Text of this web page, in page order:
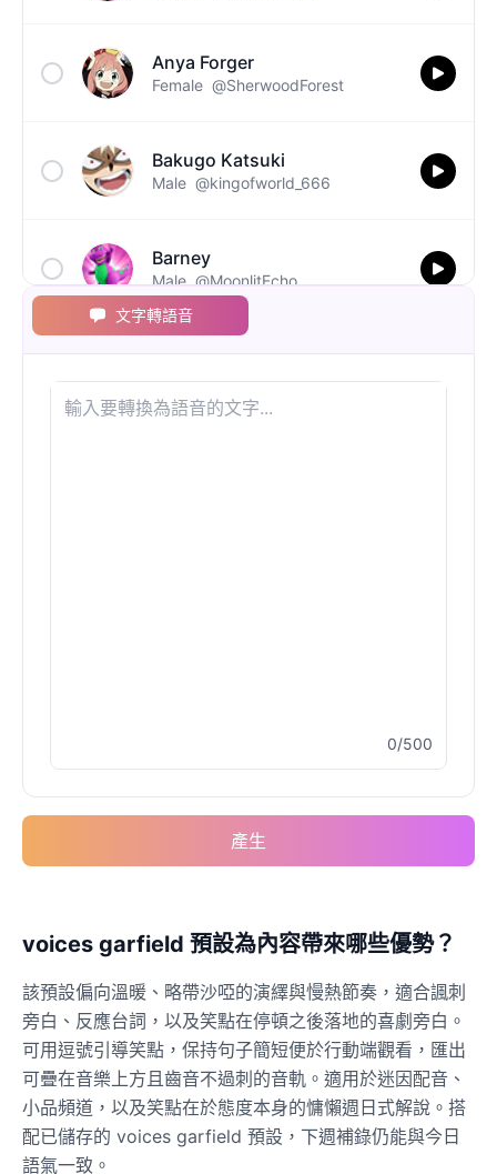
Anya Forger
Female @SherwoodForest
Bakugo Katsuki
Male @kingofworld_666
Barney
Male @MoonlitEcho
Bluey
Female @EchoVale
Male @SilentNova
Male @ByteFlow
Caine
Cyn
Female @CherryNova
Daddy Pig
文字轉語音
0/500
產生
voices garfield 預設為內容帶來哪些優勢？
該預設偏向溫暖、略帶沙啞的演繹與慢熱節奏，適合諷刺
旁白、反應台詞，以及笑點在停頓之後落地的喜劇旁白。
可用逗號引導笑點，保持句子簡短便於行動端觀看，匯出
可疊在音樂上方且齒音不過刺的音軌。適用於迷因配音、
小品頻道，以及笑點在於態度本身的慵懶週日式解說。搭
配已儲存的 voices garfield 預設，下週補錄仍能與今日
語氣一致。